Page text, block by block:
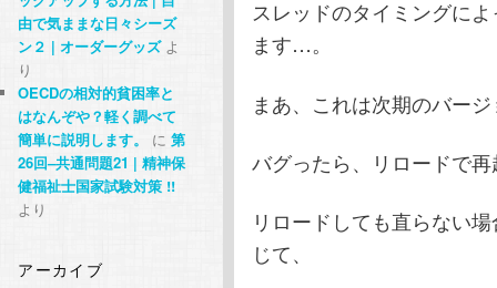
スレッドのタイミングに
ます…。
まあ、これは次期のバー
バグったら、リロードで
リロードしても直らない
じて、
由で気ままな日々シーズ
ン２ | オーダーグッズよ
り
OECDの相対的貧困率と
はなんぞや？軽く調べて
簡単に説明します。
に第
26回–共通問題21 | 精神保
健福祉士国家試験対策 !!
より
アーカイブ